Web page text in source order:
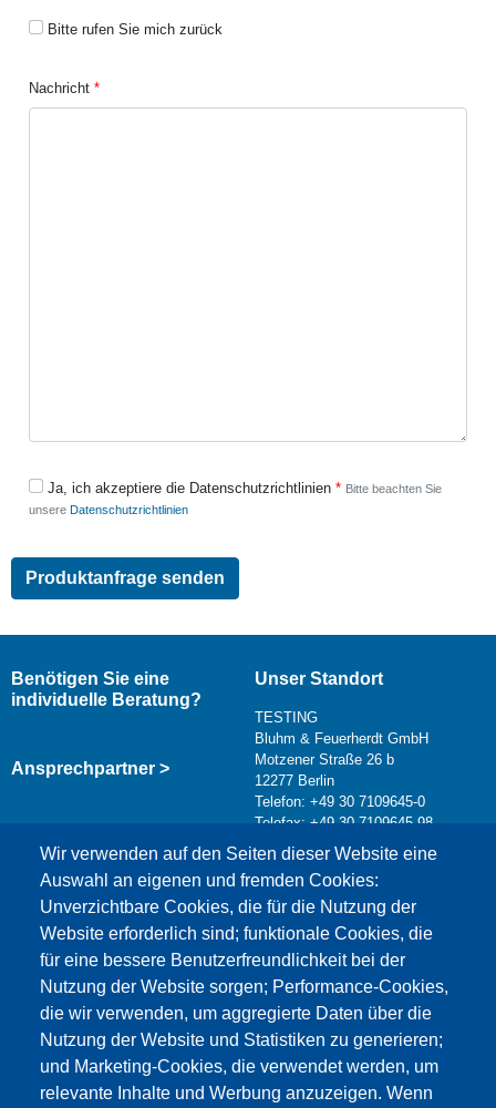
Bitte rufen Sie mich zurück
Nachricht
Ja, ich akzeptiere die Datenschutzrichtlinien
Bitte beachten Sie
unsere Datenschutzrichtlinien
Wir verwenden auf den Seiten dieser Website eine
Auswahl an eigenen und fremden Cookies:
Unverzichtbare Cookies, die für die Nutzung der
Website erforderlich sind; funktionale Cookies, die
für eine bessere Benutzerfreundlichkeit bei der
Nutzung der Website sorgen; Performance-Cookies,
die wir verwenden, um aggregierte Daten über die
Nutzung der Website und Statistiken zu generieren;
und Marketing-Cookies, die verwendet werden, um
relevante Inhalte und Werbung anzuzeigen. Wenn
Benötigen Sie eine
individuelle Beratung?
Ansprechpartner >
Unser Standort
TESTING
Bluhm & Feuerherdt GmbH
Motzener Straße 26 b
12277 Berlin
Telefon: +49 30 7109645-0
Telefax: +49 30 7109645-98
info@testing.de
Dieser Inhalt ist blockiert, da die Google Maps
Cookies nicht akzeptiert wurden.
NUR DIE GOOGLE MAPS COOKIES